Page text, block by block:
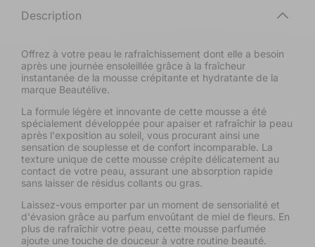
e
a
u
t
é
l
i
v
e
Description
Offrez à votre peau le rafraîchissement dont elle a besoin
après une journée ensoleillée grâce à la fraîcheur
instantanée de la mousse crépitante et hydratante de la
marque Beautélive.
La formule légère et innovante de cette mousse a été
spécialement développée pour apaiser et rafraîchir la peau
après l'exposition au soleil, vous procurant ainsi une
sensation de souplesse et de confort incomparable. La
texture unique de cette mousse crépite délicatement au
contact de votre peau, assurant une absorption rapide
sans laisser de résidus collants ou gras.
Laissez-vous emporter par un moment de sensorialité et
d'évasion grâce au parfum envoûtant de miel de fleurs. En
plus de rafraîchir votre peau, cette mousse parfumée
ajoute une touche de douceur à votre routine beauté.